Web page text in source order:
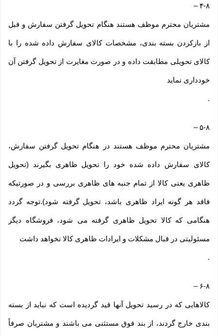
۴-۸–
مشتریان محترم موظف هستند هنگام تحویل گرفتن سفارش و قبل
از بازکردن بسته بندی، مشخصات کالای سفارش داده شده را با
کالای تحویلی مطابقت داده و در صورت مغایرت از تحویل گرفتن آن
خودداری نماید
.
۵-۸–
مشتریان محترم موظف هستند در هنگام تحویل گرفتن سفارش،
کالای سفارش داده شده خود را تحویل ظاهری بگیرند (تحویل
ظاهری یعنی کالا از تمام جنبه های ظاهری بررسی و در صورتیکه
فاقد هر گونه ایراد ظاهری باشد، تحویل گرفته شود).توجه گردد
هنگامی که کالا تحویل ظاهری گرفته می شود، فروشگاه دیگر
مسئولیتی در قبال مشکلات و ایرادات ظاهری کالا نخواهد داشت
.
۶-۸ –
کالاهایی که در رسید تحویل آنها قید گردیده است که نباید از بسته
بندی خارج گردند، از بند فوق مستثنی می باشند و مشتریان صرفاً